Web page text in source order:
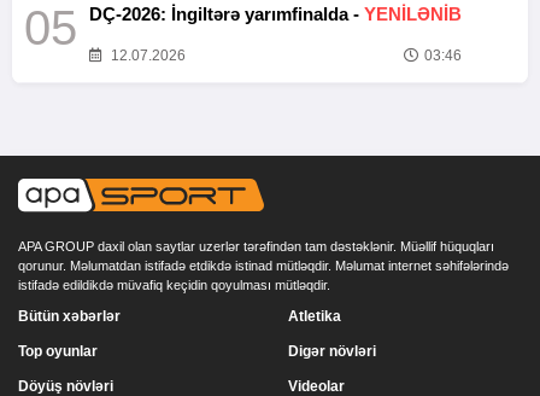
05 DÇ-2026: İngiltərə yarımfinalda - YENİLƏNİB
12.07.2026 03:46
APA GROUP daxil olan saytlar uzerlər tərəfindən tam dəstəklənir. Müəllif hüquqları
qorunur. Məlumatdan istifadə etdikdə istinad mütləqdir. Məlumat internet səhifələrində
istifadə edildikdə müvafiq keçidin qoyulması mütləqdir.
Bütün xəbərlər
Top oyunlar
Döyüş növləri
Atletika
Digər növləri
Videolar